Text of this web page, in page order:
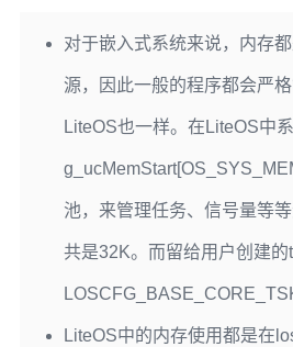
对于嵌入式系统来说，内存
源，因此一般的程序都会严格
LiteOS也一样。在LiteOS中
池，来管理任务、信号量等
共是32K。而留给用户创建
LiteOS中的内存使用都是在